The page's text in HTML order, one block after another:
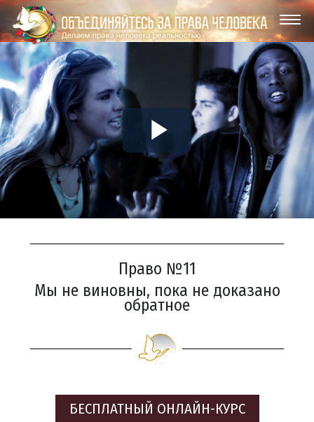
Play
Video
Право №11
Мы не виновны, пока не доказано
обратное
БЕСПЛАТНЫЙ ОНЛАЙН-КУРС